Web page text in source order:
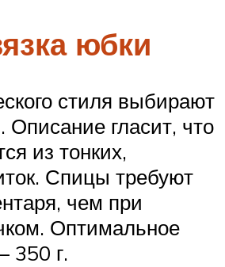
юбки
стиля выбирают
гласит, что
из тонких,
Спицы требуют
чем при
Оптимальное
350 г.